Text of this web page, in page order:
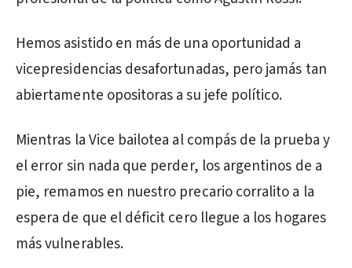
Hemos asistido en más de una oportunidad a
vicepresidencias desafortunadas, pero jamás tan
abiertamente opositoras a su jefe político.
Mientras la Vice bailotea al compás de la prueba y
el error sin nada que perder, los argentinos de a
pie, remamos en nuestro precario corralito a la
espera de que el déficit cero llegue a los hogares
más vulnerables.